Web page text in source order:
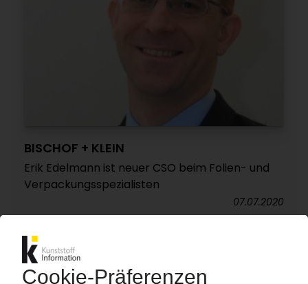
BISCHOF + KLEIN
Erik Edelmann ist neuer CSO beim Folien- und
Verpackungsspezialisten
07.07.2020